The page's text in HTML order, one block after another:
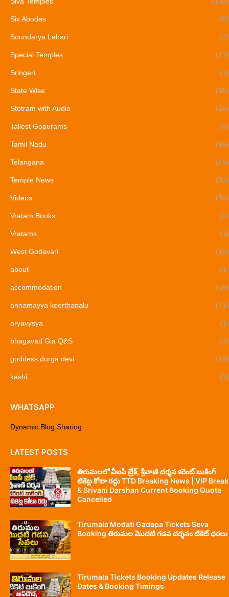
Six Abodes (8)
Soundarya Lahari (2)
Special Temples (17)
Sringeri (1)
State Wise (36)
Stotram with Audio (24)
Tallest Gopurams (6)
Tamil Nadu (96)
Telangana (49)
Temple News (33)
Videos (54)
Vratam Books (2)
Vratams (1)
West Godavari (18)
about (1)
accommodation (59)
annamayya keerthanalu (71)
aryavysya (1)
bhagavad Gia Q&S (2)
goddess durga devi (18)
kashi (3)
WHATSAPP
Dynamic Blog Sharing
LATEST POSTS
తిరుమలలో వీఐపీ బ్రేక్, శ్రీవాణి దర్శన కరెంట్ బుకింగ్
టికెట్ల కోటా రద్దు TTD Breaking News | VIP Break
& Srivani Darshan Current Booking Quota
Cancelled
Tirumala Modati Gadapa Tickets Seva
Booking తిరుమల మొదటి గడప దర్శనం టికెట్ ధరలు
Tirumala Tickets Booking Updates Release
Dates & Booking Timings